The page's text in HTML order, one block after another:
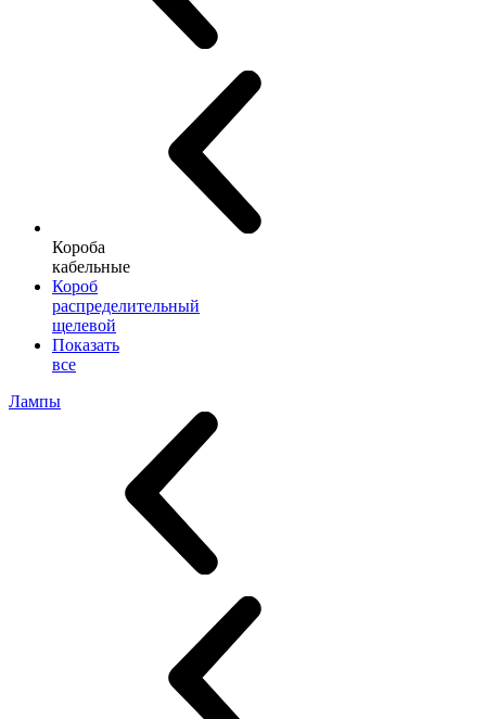
Короба
кабельные
Короб
распределительный
щелевой
Показать
все
Лампы